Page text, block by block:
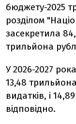
бюджету-2025
розділом
засекретила
трильйона
У 2026-2027
13,48
видатків, і
відповідно.